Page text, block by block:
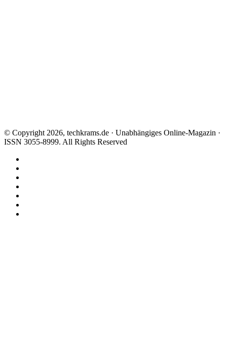
© Copyright 2026, techkrams.de · Unabhängiges Online-Magazin ·
ISSN 3055-8999. All Rights Reserved